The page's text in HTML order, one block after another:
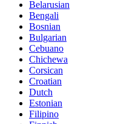
Belarusian
Bengali
Bosnian
Bulgarian
Cebuano
Chichewa
Corsican
Croatian
Dutch
Estonian
Filipino